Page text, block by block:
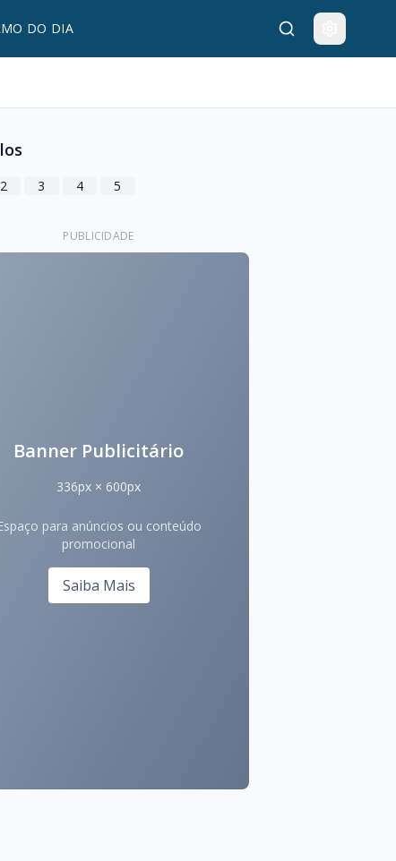
DO DIA
2 3 4 5
PUBLICIDADE
Banner Publicitário
336px × 600px
para anúncios ou conteúdo
promocional
Saiba Mais